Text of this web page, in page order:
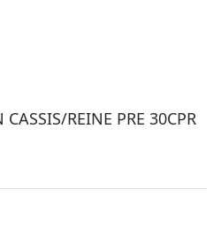
REINE PRE 30CPR